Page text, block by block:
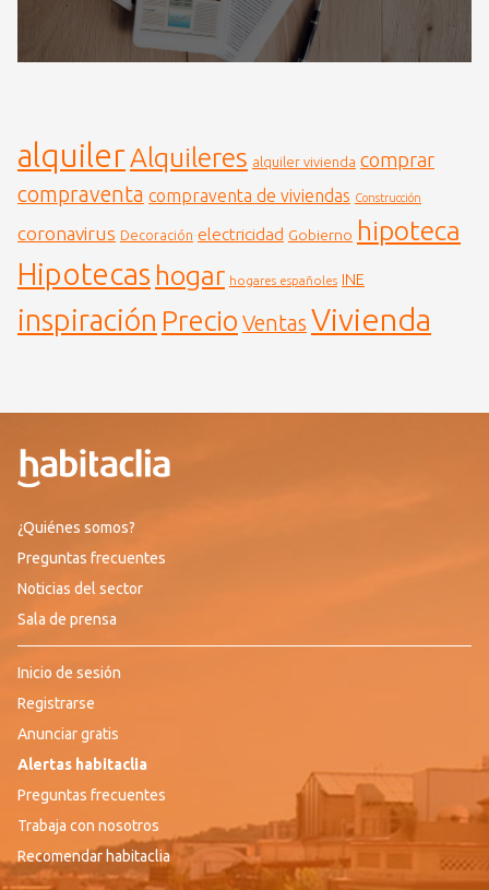
alquilerAlquileres alquiler vivienda comprar
compraventa compraventa de viviendas Construcción
coronavirus Decoración electricidad Gobierno hipoteca
Hipotecas hogar hogares españoles INE
inspiración Precio Ventas Vivienda
¿Quiénes somos?
Preguntas frecuentes
Noticias del sector
Sala de prensa
Inicio de sesión
Registrarse
Anunciar gratis
Alertas habitaclia
Preguntas frecuentes
Trabaja con nosotros
Recomendar habitaclia